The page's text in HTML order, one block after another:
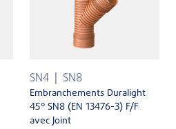
SN4 SN8
Embranchements Duralight
45° SN8 (EN 13476-3) F/F
avec Joint